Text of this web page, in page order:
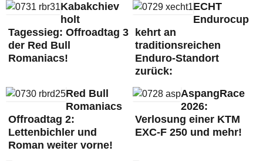
Kabakchiev
holt
Tagessieg: Offroadtag 3
der Red Bull
Romaniacs!
ECHT
Endurocup
kehrt an
traditionsreichen
Enduro-Standort
zurück:
Red Bull
Romaniacs
Offroadtag 2:
Lettenbichler und
Roman weiter vorne!
AspangRace
2026:
Verlosung einer KTM
EXC-F 250 und mehr!